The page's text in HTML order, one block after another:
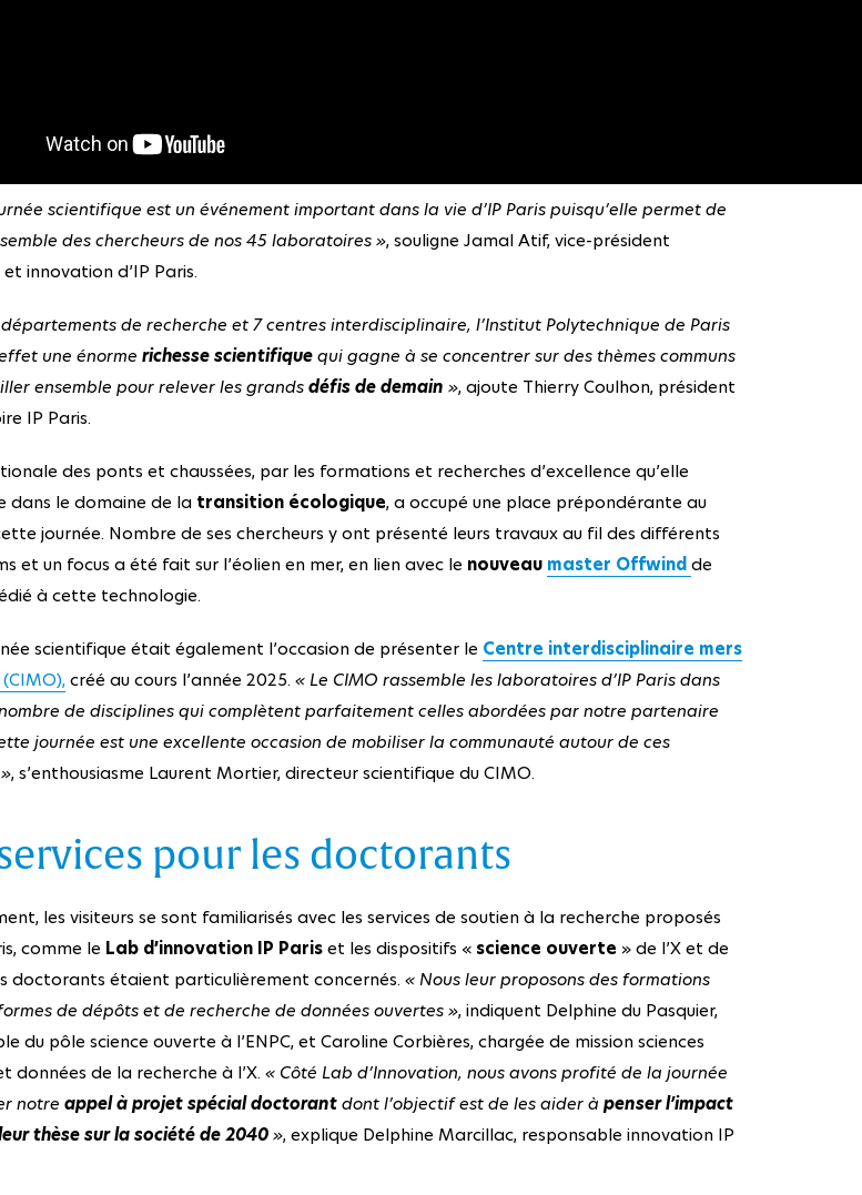
scientifique est un événement important dans la vie d’IP Paris puisqu’elle permet de
des chercheurs de nos 45 laboratoires », souligne Jamal Atif, vice-président
et innovation d’IP Paris.
départements de recherche et 7 centres interdisciplinaire, l’Institut Polytechnique de Paris
une énorme richesse scientifiquequi gagne à se concentrer sur des thèmes communs
ensemble pour relever les grandsdéfis de demain », ajoute Thierry Coulhon, président
IP Paris.
des ponts et chaussées, par les formations et recherches d’excellence qu’elle
dans le domaine de la transition écologique, a occupé une place prépondérante au
journée. Nombre de ses chercheurs y ont présenté leurs travaux au fil des différents
et un focus a été fait sur l’éolien en mer, en lien avec le nouveau master Offwindde
à cette technologie.
scientifique était également l’occasion de présenter le Centre interdisciplinaire mers
créé au cours l’année 2025. « Le CIMO rassemble les laboratoires d’IP Paris dans
de disciplines qui complètent parfaitement celles abordées par notre partenaire
journée est une excellente occasion de mobiliser la communauté autour de ces
, s’enthousiasme Laurent Mortier, directeur scientifique du CIMO.
pour les doctorants
les visiteurs se sont familiarisés avec les services de soutien à la recherche proposés
comme le Lab d’innovation IP Pariset les dispositifs « science ouverte » de l’X et de
doctorants étaient particulièrement concernés. « Nous leur proposons des formations
de dépôts et de recherche de données ouvertes », indiquent Delphine du Pasquier,
du pôle science ouverte à l’ENPC, et Caroline Corbières, chargée de mission sciences
données de la recherche à l’X. « Côté Lab d’Innovation, nous avons profité de la journée
notre appel à projet spécial doctorantdont l’objectif est de les aider à penser l’impact
thèse sur la société de 2040», explique Delphine Marcillac, responsable innovation IP